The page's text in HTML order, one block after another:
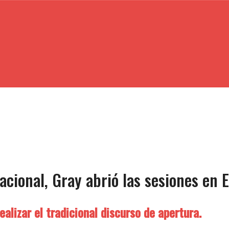
Gray abrió las sesiones en
el tradicional discurso de apertura.